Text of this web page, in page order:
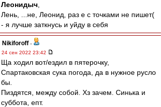
Леонидыч
Лень, ...не, Леонид, раз е с точками не пишет(
- я лучше заткнусь и уйду в себя
Nikiforoff -
24 сен 2022 23:42
Ща ходил вот/ездил в пятерочку,
Спартаковская сука погода, да в нужное русло
бы.
Пиздятся, между собой. Хз зачем. Синька и
суббота, епт.